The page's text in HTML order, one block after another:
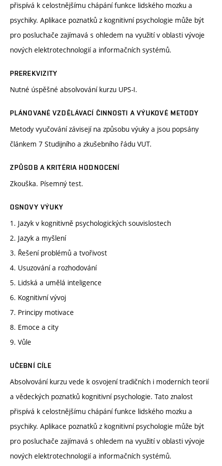
přispívá k celostnějšímu chápání funkce lidského mozku a
psychiky. Aplikace poznatků z kognitivní psychologie může být
pro posluchače zajímavá s ohledem na využití v oblasti vývoje
nových elektrotechnologií a informačních systémů.
PREREKVIZITY
Nutné úspěšné absolvování kurzu UPS-I.
PLÁNOVANÉ VZDĚLÁVACÍ ČINNOSTI A VÝUKOVÉ METODY
Metody vyučování závisejí na způsobu výuky a jsou popsány
článkem 7 Studijního a zkušebního řádu VUT.
ZPŮSOB A KRITÉRIA HODNOCENÍ
Zkouška. Písemný test.
OSNOVY VÝUKY
1. Jazyk v kognitivně psychologických souvislostech
2. Jazyk a myšlení
3. Řešení problémů a tvořivost
4. Usuzování a rozhodování
5. Lidská a umělá inteligence
6. Kognitivní vývoj
7. Principy motivace
8. Emoce a city
9. Vůle
UČEBNÍ CÍLE
Absolvování kurzu vede k osvojení tradičních i moderních teorií
a vědeckých poznatků kognitivní psychologie. Tato znalost
přispívá k celostnějšímu chápání funkce lidského mozku a
psychiky. Aplikace poznatků z kognitivní psychologie může být
pro posluchače zajímavá s ohledem na využití v oblasti vývoje
nových elektrotechnologií a informačních systémů.